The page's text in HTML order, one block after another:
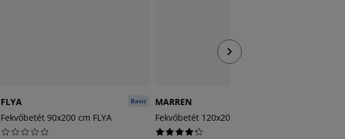
Basic
FLYA
Fekvőbetét 90x200 cm FLYA
MARREN
Fekvőbetét 120x200 cm MARREN